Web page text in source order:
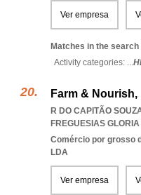
Ver empresa
Matches in the search
Activity categories: ...
Farm & Nourish,
R DO CAPITÃO
FREGUESIAS
Comércio por grosso
LDA
Ver empresa